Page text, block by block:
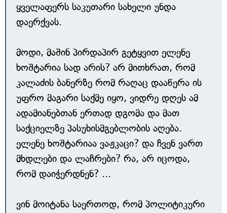
ყველაფერს საკუთარი სახელი უნდა
დაერქვას.
მოდი, მაშინ პირდაპირ გეტყვით ელენე
ხოშტარია სად არის? არ მითხრათ, რომ
კალაძის ბანერზე რომ რაღაც დააწერა ის
უფრო მაგარი საქმე იყო, ვიდრე დღეს ამ
ადამიანებთან ერთად დგომა და მათ
საქციელზე პასუხისმგებლობის აღება.
ელენე ხოშტარიაა ვაჟკაცი? და ჩვენ ვართ
მხდლები და ლაჩრები? რა, არ იცოდა,
რომ დაიჭერდნენ? ...
ვინ მოიტანა საერთოდ, რომ პოლიტიკური